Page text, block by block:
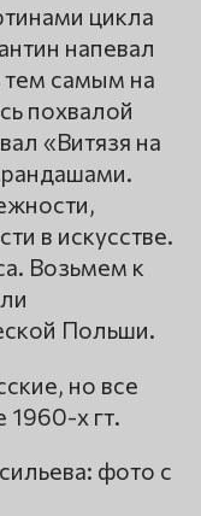
цикла
напевал
тем самым на
похвалой
«Витязя на
в искусстве.
Возьмем к
Польши.
но все
1960-х гт.
фото с